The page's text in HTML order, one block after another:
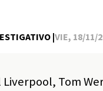
|VIE, 18/11/
Tom